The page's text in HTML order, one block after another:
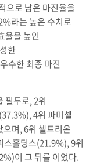
으로 남은 마진율을
라는 높은 수치로
율을 높인
한
수한 최종 마진
필두로, 2위
4위 파미셀
며, 6위 셀트리온
홀딩스(21.9%), 9위
이 그 뒤를 이었다.